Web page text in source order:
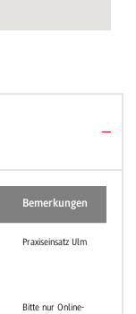
Bemerkungen
Praxiseinsatz Ulm
Bitte nur Online-